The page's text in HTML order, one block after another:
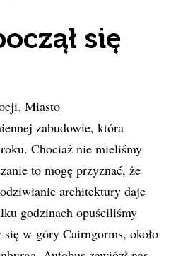
się
Miasto
zabudowie, która
Chociaż nie mieliśmy
to mogę przyznać, że
architektury daje
godzinach opuściliśmy
w góry Cairngorms, około